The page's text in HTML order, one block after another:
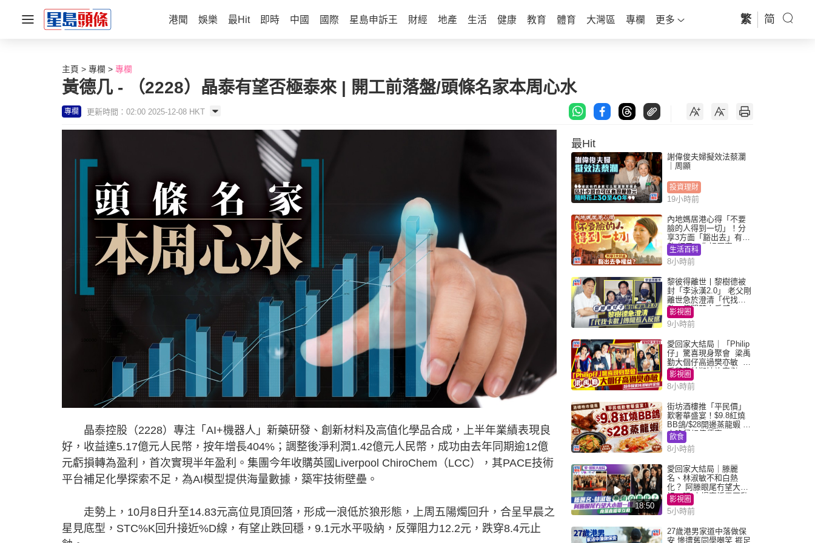
港聞 娛樂 最Hit 即時 中國 國際 星島申訴王 財經 地產 生活 健康 教育 體育 大灣區 專欄 更多 繁 简
主頁 專欄 專欄
黃德几 - （2228）晶泰有望否極泰來 | 開工前落盤/頭條名家本周心水
專欄 更新時間：02:00 2025-12-08 HKT
晶泰控股（2228）專注「AI+機器人」新藥研發、創新材料及高值化學品合成，上半年業績表現良
好，收益達5.17億元人民幣，按年增長404%；調整後淨利潤1.42億元人民幣，成功由去年同期逾12億
元虧損轉為盈利，首次實現半年盈利。集團今年收購英國Liverpool ChiroChem（LCC），其PACE技術
平台補足化學探索不足，為AI模型提供海量數據，築牢技術壁壘。
走勢上，10月8日升至14.83元高位見頂回落，形成一浪低於狼形態，上周五陽燭回升，合呈早晨之
星見底型，STC%K回升接近%D線，有望止跌回穩，9.1元水平吸納，反彈阻力12.2元，跌穿8.4元止
最Hit
謝偉俊夫婦擬效法蔡瀾
｜周顯
投資理財
19小時前
內地媽居港心得「不要
臉的人得到一切」！分
享3方面「豁出去」有著
數 網民：你好厲害
生活百科
8小時前
黎彼得離世丨黎樹德被
封「李泳漢2.0」 老父剛
離世急於澄清「代找卡
數」傳聞惹人反感
影視圈
9小時前
愛回家大結局｜「Philip
仔」驚喜現身聚會 梁禹
勤大個仔高過樊亦敏 超
乖黐實林淑敏許家傑
影視圈
8小時前
街坊酒樓推「平民價」
歎奢華盛宴！$9.8紅燒
BB鴿/$28開邊蒸龍蝦 3
大晚餐超值優惠
飲食
8小時前
18:50
愛回家大結局｜滕麗
名、林淑敏不和白熱
化？ 阿滕眼尾冇望大小
姐一眼 商場直播零互動
影視圈
5小時前
27歲港男家道中落做保
安 慘遭舊同學嘲笑 捱足